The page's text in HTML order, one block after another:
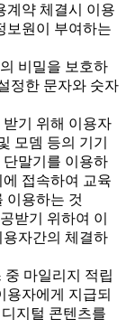
계약 체결시 이용
보원이 부여하는
비밀을 보호하
정한 문자와 숫자
기 위해 이용자
모뎀 등의 기기
말기를 이용하
접속하여 교육
이용하는 것
받기 위하여 이
자간의 체결하
마일리지 적립
용자에게 지급되
지털 콘텐츠를